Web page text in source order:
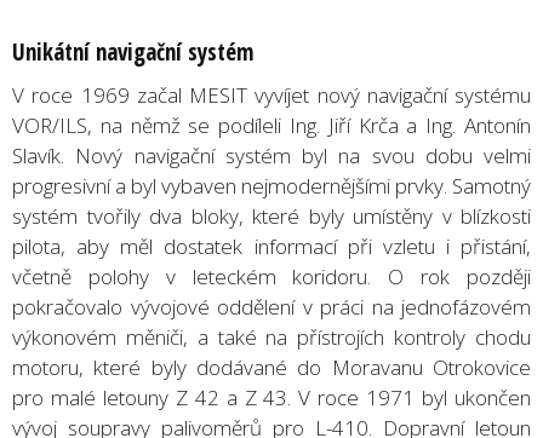
Unikátní navigační systém
V roce 1969 začal MESIT vyvíjet nový navigační systému
VOR/ILS, na němž se podíleli Ing. Jiří Krča a Ing. Antonín
Slavík. Nový navigační systém byl na svou dobu velmi
progresivní a byl vybaven nejmodernějšími prvky. Samotný
systém tvořily dva bloky, které byly umístěny v blízkosti
pilota, aby měl dostatek informací při vzletu i přistání,
včetně polohy v leteckém koridoru. O rok později
pokračovalo vývojové oddělení v práci na jednofázovém
výkonovém měniči, a také na přístrojích kontroly chodu
motoru, které byly dodávané do Moravanu Otrokovice
pro malé letouny Z 42 a Z 43. V roce 1971 byl ukončen
vývoj soupravy palivoměrů pro L-410. Dopravní letoun